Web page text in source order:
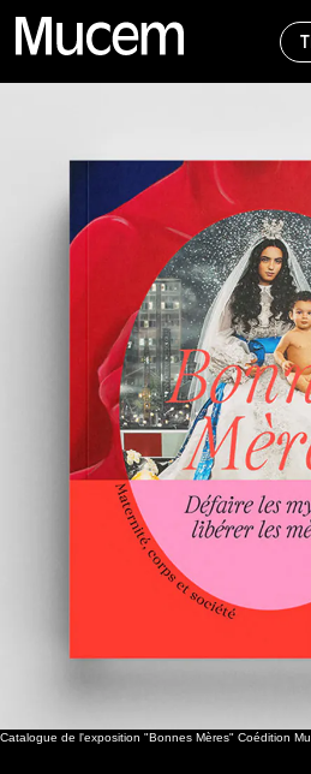
Catalogue de l'exposition "Bonnes Mères" Coédition